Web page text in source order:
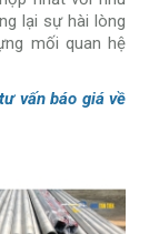
lại sự hài lòng
mối quan hệ
vấn báo giá về